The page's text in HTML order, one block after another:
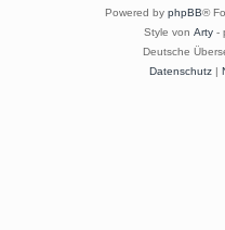
Powered by phpBB®
Style von Arty -
Deutsche
Datenschutz|